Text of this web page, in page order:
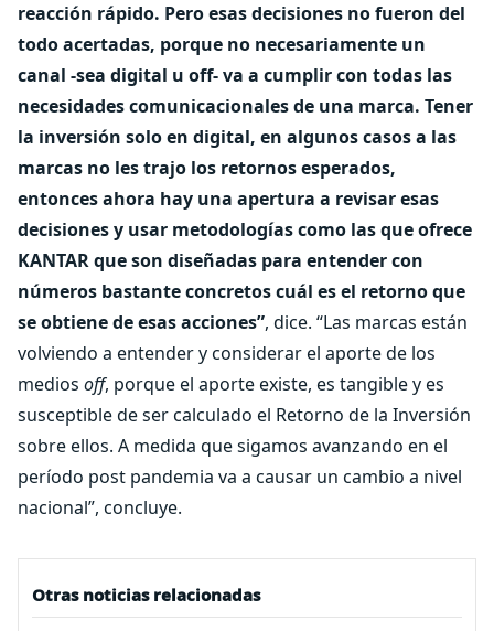
reacción rápido. Pero esas decisiones no fueron del
todo acertadas, porque no necesariamente un
canal -sea digital u off- va a cumplir con todas las
necesidades comunicacionales de una marca. Tener
la inversión solo en digital, en algunos casos a las
marcas no les trajo los retornos esperados,
entonces ahora hay una apertura a revisar esas
decisiones y usar metodologías como las que ofrece
KANTAR que son diseñadas para entender con
números bastante concretos cuál es el retorno que
se obtiene de esas acciones”, dice. “Las marcas están
volviendo a entender y considerar el aporte de los
medios off, porque el aporte existe, es tangible y es
susceptible de ser calculado el Retorno de la Inversión
sobre ellos. A medida que sigamos avanzando en el
período post pandemia va a causar un cambio a nivel
nacional”, concluye.
Otras noticias relacionadas